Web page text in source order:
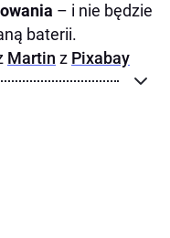
– i nie będzie
baterii.
Martin z Pixabay